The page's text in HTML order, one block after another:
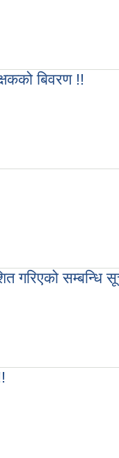
बिवरण !!
गरिएको सम्बन्धि